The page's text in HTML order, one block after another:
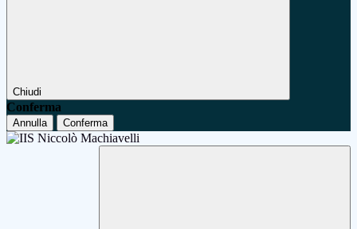
Chiudi
Conferma
Annulla Conferma